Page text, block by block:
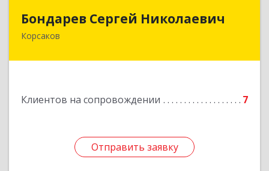
Бондарев Сергей Николаевич
Корсаков
Клиентов на сопровождении 7
Отправить заявку
Бондарев Сергей Николаевич
Отправить заявку